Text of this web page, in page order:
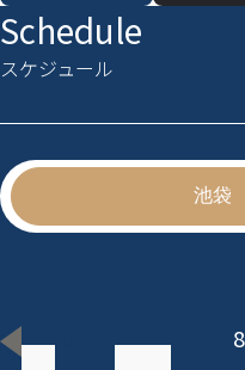
Schedule
スケジュール
池袋
8